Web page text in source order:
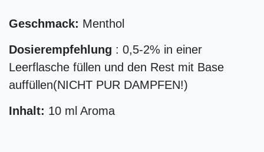
Geschmack: Menthol
Dosierempfehlung : 0,5-2% in einer
Leerflasche füllen und den Rest mit Base
auffüllen(NICHT PUR DAMPFEN!)
Inhalt: 10 ml Aroma